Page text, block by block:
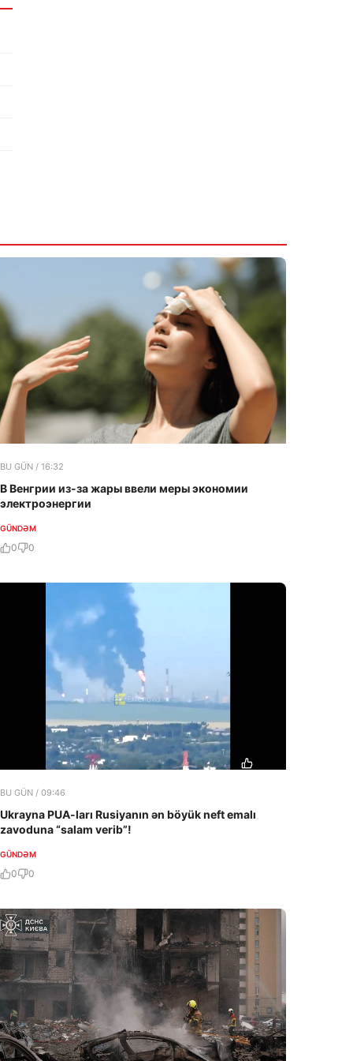
BU GÜN / 16:32
В Венгрии из-за жары ввели меры экономии
электроэнергии
GÜNDƏM
0 0
BU GÜN / 09:46
Ukrayna PUA-ları Rusiyanın ən böyük neft emalı
zavoduna “salam verib”!
GÜNDƏM
0 0